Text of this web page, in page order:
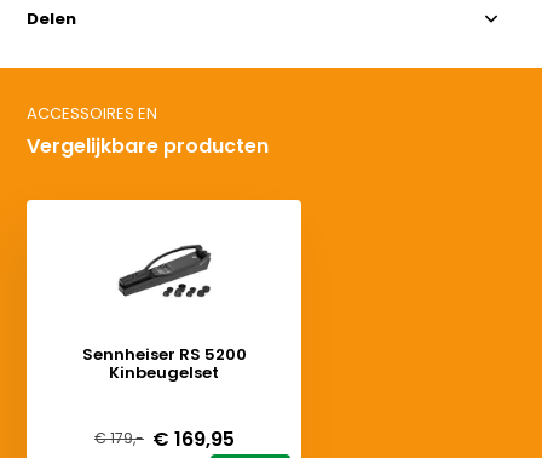
Delen
ACCESSOIRES EN
Vergelijkbare producten
Sennheiser RS 5200
Kinbeugelset
€ 179,- € 169,95